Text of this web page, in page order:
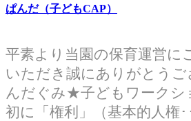
ぱんだ（子どもCAP）
平素より当園の保育運営に
いただき誠にありがとう
んだぐみ★子どもワークシ
初に「権利」（基本的人権･